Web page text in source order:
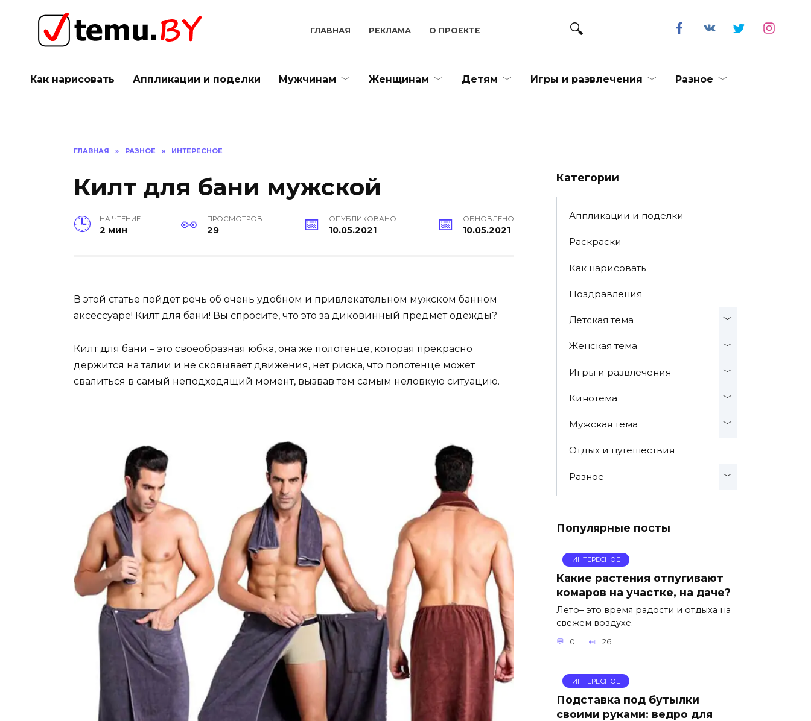
содержанию
ГЛАВНАЯ РЕКЛАМА О ПРОЕКТЕ
Как нарисовать Аппликации и поделки Мужчинам Женщинам Детям Игры и развлечения Разное
ГЛАВНАЯ » РАЗНОЕ » ИНТЕРЕСНОЕ
Килт для бани мужской
НА ЧТЕНИЕ
2 мин
ПРОСМОТРОВ
29
ОПУБЛИКОВАНО
10.05.2021
ОБНОВЛЕНО
10.05.2021
В этой статье пойдет речь об очень удобном и привлекательном мужском банном
аксессуаре! Килт для бани! Вы спросите, что это за диковинный предмет одежды?
Килт для бани – это своеобразная юбка, она же полотенце, которая прекрасно
держится на талии и не сковывает движения, нет риска, что полотенце может
свалиться в самый неподходящий момент, вызвав тем самым неловкую ситуацию.
Категории
Аппликации и поделки
Раскраски
Как нарисовать
Поздравления
Детская тема
Женская тема
Игры и развлечения
Кинотема
Мужская тема
Отдых и путешествия
Разное
Популярные посты
ИНТЕРЕСНОЕ
Какие растения отпугивают
комаров на участке, на даче?
Лето– это время радости и отдыха на
свежем воздухе.
0 26
ИНТЕРЕСНОЕ
Подставка под бутылки
своими руками: ведро для